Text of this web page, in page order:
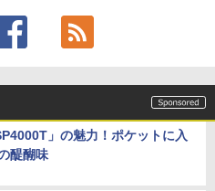
」の魅力！ポケットに入
醍醐味